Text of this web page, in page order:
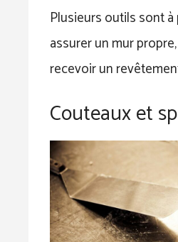
Plusieurs outils sont
assurer un mur
recevoir un
Couteaux et